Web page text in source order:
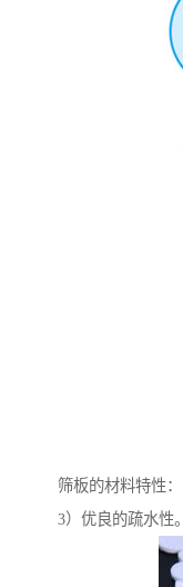
筛板的材料特性
3）优良的疏水性。